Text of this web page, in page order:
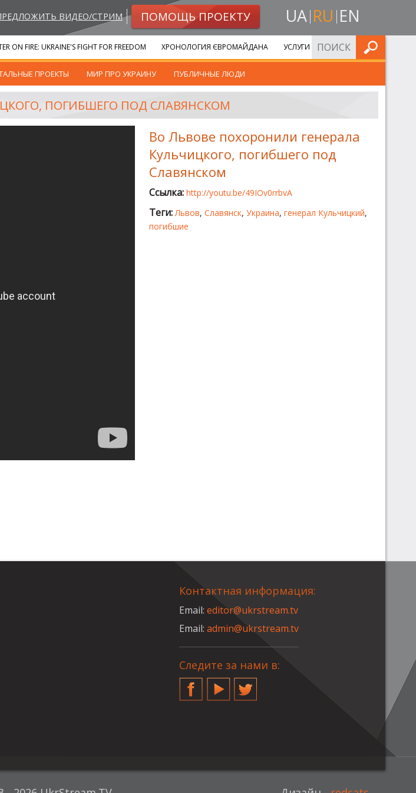
ВИДЕО/СТРИМ ПОМОЩЬ ПРОЕКТУ UA RU EN
ПРОЕКТЫ МИР ПРО УКРАИНУ ПУБЛИЧНЫЕ ЛЮДИ
ON FIRE: UKRAINE'S FIGHT FOR FREEDOM ХРОНОЛОГИЯ ЄВРОМАЙДАНА УСЛУГИ ИСКАТЬ
ПОГИБШЕГО ПОД СЛАВЯНСКОМ
Во Львове похоронили генерала
Кульчицкого, погибшего под
Славянском
Ссылка: http://youtu.be/49IOv0rrbvA
Теги:Львов, Славянск, Украина, генерал Кульчицкий,
погибшие
Контактная информация:
Email:editor@ukrstream.tv
Email:admin@ukrstream.tv
Следите за нами в:
FacebookYouTubeTwitter